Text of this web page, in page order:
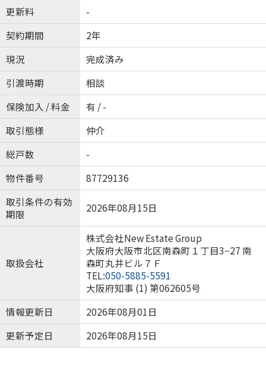
更新料
-
契約期間
2年
現況
完成済み
引渡時期
相談
保険加入 / 料金
有 / -
取引態様
仲介
総戸数
-
物件番号
87729136
取引条件の有効
期限
2026年08月15日
取扱会社
株式会社New Estate Group
大阪府大阪市北区南森町１丁目3−27 南
森町丸井ビル７Ｆ
TEL:050-5885-5591
大阪府知事 (1) 第062605号
情報更新日
2026年08月01日
更新予定日
2026年08月15日